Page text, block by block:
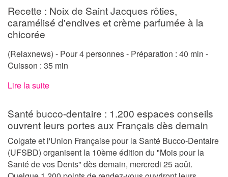
Recette : Noix de Saint Jacques rôties,
caramélisé d'endives et crème parfumée à la
chicorée
(Relaxnews) - Pour 4 personnes - Préparation : 40 min -
Cuisson : 35 min
Lire la suite
Santé bucco-dentaire : 1.200 espaces conseils
ouvrent leurs portes aux Français dès demain
Colgate et l'Union Française pour la Santé Bucco-Dentaire
(UFSBD) organisent la 10ème édition du "Mois pour la
Santé de vos Dents" dès demain, mercredi 25 août.